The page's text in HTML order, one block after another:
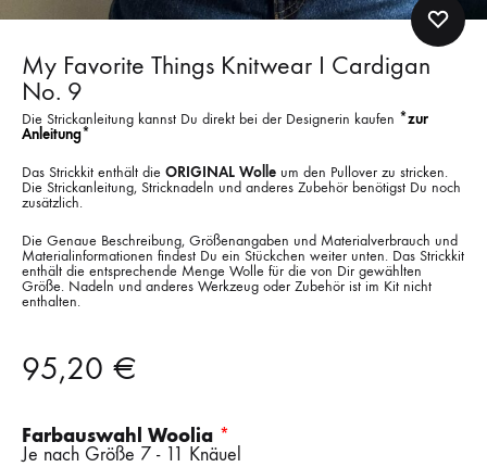
My Favorite Things Knitwear I Cardigan
No. 9
Die Strickanleitung kannst Du direkt bei der Designerin kaufen *zur
Anleitung*
Das Strickkit enthält die ORIGINAL Wolle um den Pullover zu stricken.
Die Strickanleitung, Stricknadeln und anderes Zubehör benötigst Du noch
zusätzlich.
Die Genaue Beschreibung, Größenangaben und Materialverbrauch und
Materialinformationen findest Du ein Stückchen weiter unten. Das Strickkit
enthält die entsprechende Menge Wolle für die von Dir gewählten
Größe. Nadeln und anderes Werkzeug oder Zubehör ist im Kit nicht
enthalten.
95,20 €
Farbauswahl Woolia
Je nach Größe 7 - 11 Knäuel